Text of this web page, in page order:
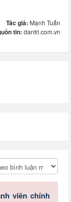
Tác giả: Mạnh Tuấn
tin: dantri.com.vn
viên chính